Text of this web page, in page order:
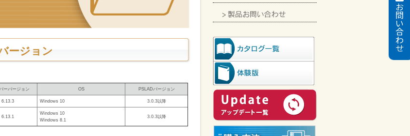
お
問
い
合
わ
せ
ージョン
ーバージョン OS PSLADバージョン
6.13.3 Windows 10 3.0.3以降
6.13.1
Windows 10
Windows 8.1
3.0.3以降